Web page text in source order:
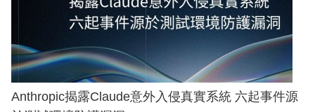
Anthropic揭露Claude意外入侵真實系統 六起事件源